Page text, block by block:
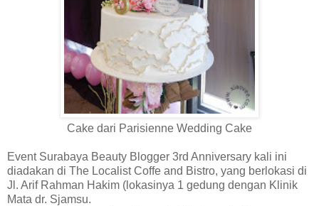
Cake dari Parisienne Wedding Cake
Event Surabaya Beauty Blogger 3rd Anniversary kali ini
diadakan di The Localist Coffe and Bistro, yang berlokasi di
Jl. Arif Rahman Hakim (lokasinya 1 gedung dengan Klinik
Mata dr. Sjamsu.